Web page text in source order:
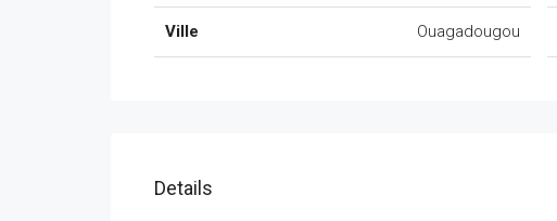
Ville Ouagadougou
Details